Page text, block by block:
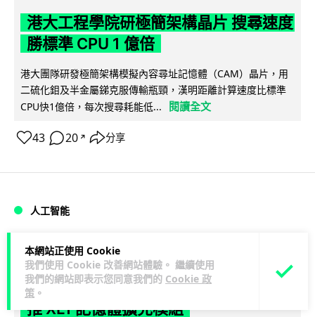
本網站正使用 Cookie
我們使用 Cookie 改善網站體驗。 繼續使用
我們的網站即表示您同意我們的 Cookie 政
策 。
港大工程學院研極簡架構晶片 搜尋速度
勝標準 CPU 1 億倍
港大團隊研發極簡架構模擬內容尋址記憶體（CAM）晶片，用
二硫化鉬及半金屬銻克服傳輸瓶頸，漢明距離計算速度比標準
CPU快1億倍，每次搜尋耗能低...
閱讀全文
43 20 ↗ 分享
人工智能
Lawton 1 日
靠快閃記憶體紓緩 DRAM 不足 KIOXIA
推 XL1 記憶體擴充模組